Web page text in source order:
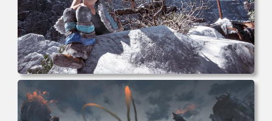
电脑壁纸 女人 电子游戏 角色 芦荟 风景 自然 电子游戏 地平
线 黎明 游击队 电脑桌面 高清壁纸 壁纸下载 壁纸大全